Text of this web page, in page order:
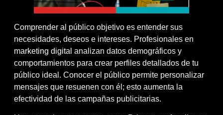
Comprender al público objetivo es entender sus
necesidades, deseos e intereses. Profesionales en
marketing digital analizan datos demográficos y
comportamientos para crear perfiles detallados de tu
público ideal. Conocer el público permite personalizar
mensajes que resuenen con él; esto aumenta la
efectividad de las campañas publicitarias.